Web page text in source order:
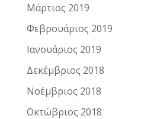
Μάρτιος 2019
Φεβρουάριος 2019
Ιανουάριος 2019
Δεκέμβριος 2018
Νοέμβριος 2018
Οκτώβριος 2018